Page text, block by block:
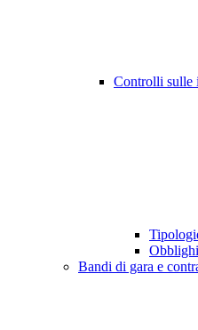
Controlli sulle
Bandi di gara e